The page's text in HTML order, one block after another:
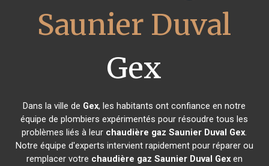
Saunier Duval
Gex
Dans la ville de Gex, les habitants ont confiance en notre
équipe de plombiers expérimentés pour résoudre tous les
problèmes liés à leur chaudière gaz Saunier Duval Gex.
Notre équipe d'experts intervient rapidement pour réparer ou
remplacer votre chaudière gaz Saunier Duval Gexen